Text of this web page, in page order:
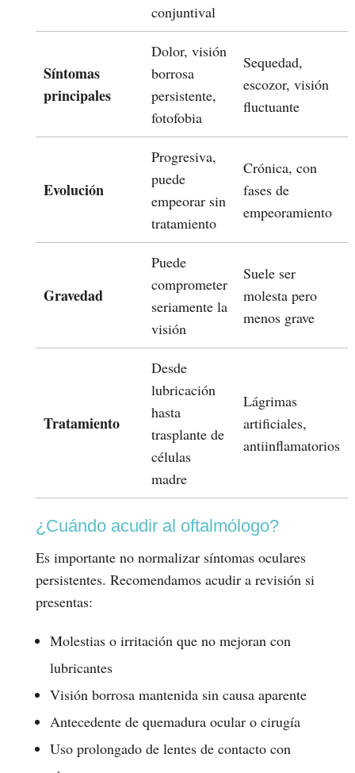
conjuntival
Síntomas
principales
Dolor, visión
borrosa
persistente,
fotofobia
Sequedad,
escozor, visión
fluctuante
Evolución
Progresiva,
puede
empeorar sin
tratamiento
Crónica, con
fases de
empeoramiento
Gravedad
Puede
comprometer
seriamente la
visión
Suele ser
molesta pero
menos grave
Tratamiento
Desde
lubricación
hasta
trasplante de
células
madre
Lágrimas
artificiales,
antiinflamatorios
¿Cuándo acudir al oftalmólogo?
Es importante no normalizar síntomas oculares
persistentes. Recomendamos acudir a revisión si
presentas:
Molestias o irritación que no mejoran con
lubricantes
Visión borrosa mantenida sin causa aparente
Antecedente de quemadura ocular o cirugía
Uso prolongado de lentes de contacto con